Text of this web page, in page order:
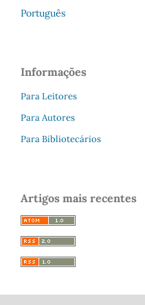
Português
Informações
Para Leitores
Para Autores
Para Bibliotecários
Artigos mais recentes